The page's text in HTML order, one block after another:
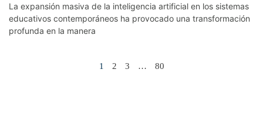
La expansión masiva de la inteligencia artificial en los sistemas
educativos contemporáneos ha provocado una transformación
profunda en la manera
1 2 3 … 80